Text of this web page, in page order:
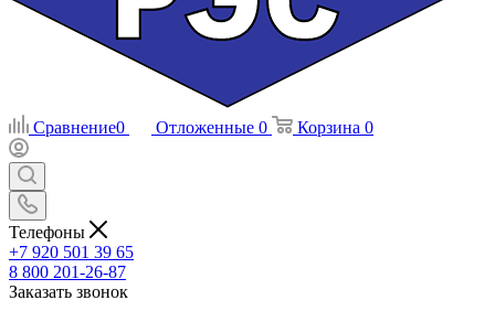
Сравнение0 Отложенные 0 Корзина 0
Телефоны
+7 920 501 39 65
8 800 201-26-87
Заказать звонок